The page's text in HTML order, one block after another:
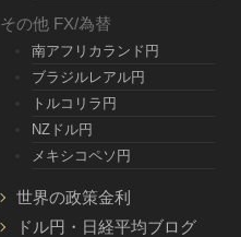
その他 FX/為替
南アフリカランド円
ブラジルレアル円
トルコリラ円
NZドル円
メキシコペソ円
世界の政策金利
ドル円・日経平均ブログ